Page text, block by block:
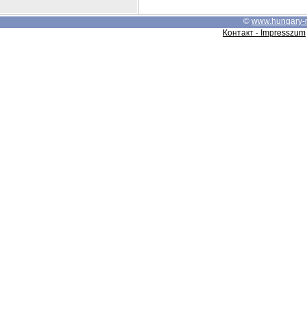
© www.hungary-
Контакт - Impresszum